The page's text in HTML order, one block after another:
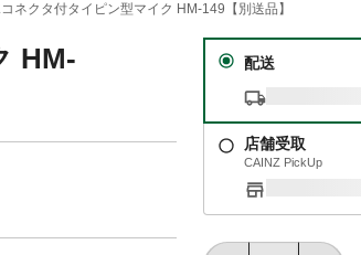
ネクタ付タイピン型マイク HM-149【別送品】
HM-
配送
店舗受取
CAINZ PickUp